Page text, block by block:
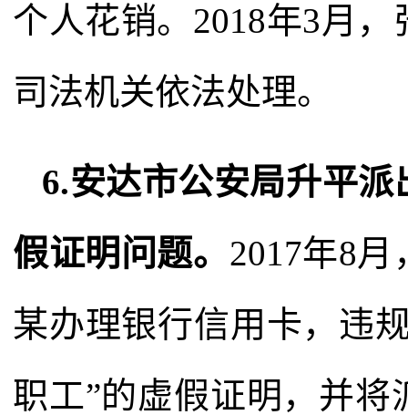
个人花销。2018年3月
司法机关依法处理。
6.安达市公安局升平
假证明问题。 2017年8
某办理银行信用卡，违
职工”的虚假证明，并